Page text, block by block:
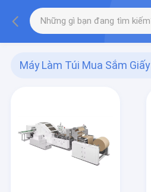
Máy Làm Túi Mua Sắm Giấy